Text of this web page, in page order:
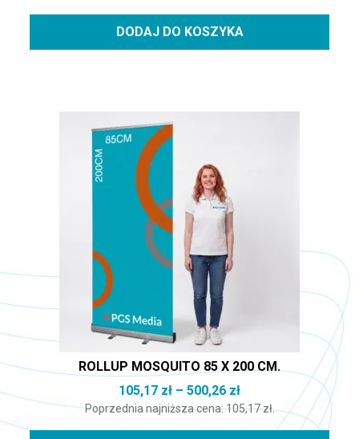
DODAJ DO KOSZYKA
ROLLUP MOSQUITO 85 X 200 CM.
105,17 zł – 500,26 złZakres cen: od
Poprzednia najniższa cena:105,17 zł.
Ten produkt ma wiele wariantów. Opcje można wybrać na